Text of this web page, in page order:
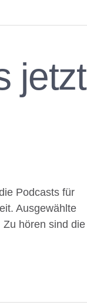
jetzt
Podcasts für
Ausgewählte
hören sind die